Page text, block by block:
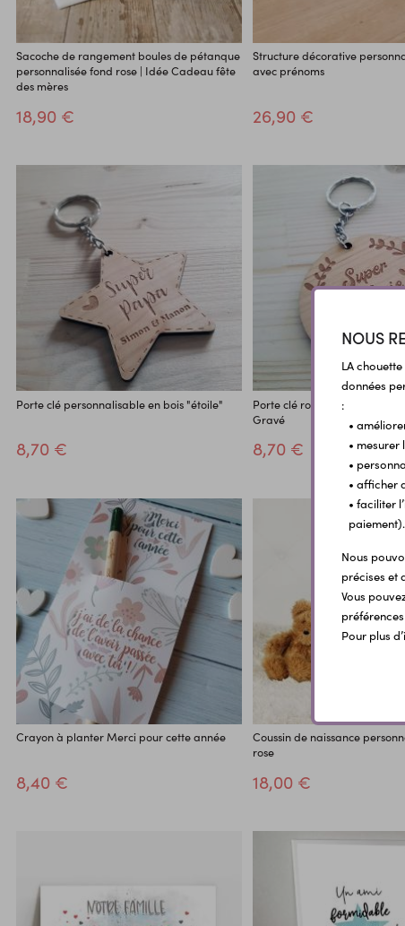
Sacoche de rangement boules de pétanque
personnalisée fond rose | Idée Cadeau fête
des mères
18,90 €
Structure décorative
avec prénoms
26,90 €
Porte clé personnalisable en bois "étoile"
8,70 €
Porte clé rond personnalisable
Gravé
8,70 €
Crayon à planter Merci pour cette année
8,40 €
Coussin de naissance
rose
18,00 €
NOUS
LA
données
:
•
• mesurer
•
• afficher
• faciliter
paiement).
Nous
précises et
Vous
Pour plus